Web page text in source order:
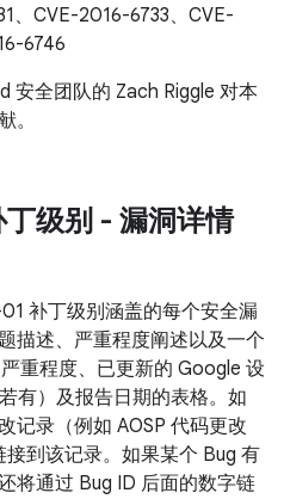
、CVE-2016-6733、CVE-
6746
安全团队的 Zach Riggle 对本
。
级别 - 漏洞详情
补丁级别涵盖的每个安全漏
描述、严重程度阐述以及一个
重程度、已更新的 Google 设
有）及报告日期的表格。如
记录（例如 AOSP 代码更改
到该记录。如果某个 Bug 有
将通过 Bug ID 后面的数字链